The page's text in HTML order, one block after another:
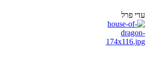
עדי פרל